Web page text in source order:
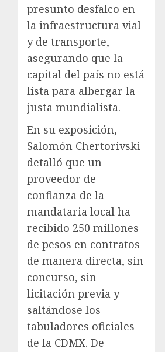
presunto desfalco en
la infraestructura vial
y de transporte,
asegurando que la
capital del país no está
lista para albergar la
justa mundialista.
En su exposición,
Salomón Chertorivski
detalló que un
proveedor de
confianza de la
mandataria local ha
recibido 250 millones
de pesos en contratos
de manera directa, sin
concurso, sin
licitación previa y
saltándose los
tabuladores oficiales
de la CDMX. De